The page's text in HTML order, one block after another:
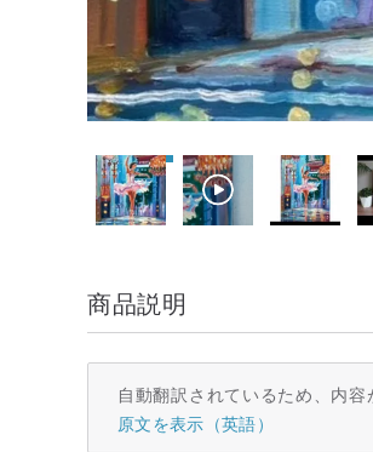
商品説明
自動翻訳されているため、内容
原文を表示（英語）